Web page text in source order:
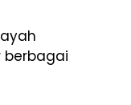
berbagai